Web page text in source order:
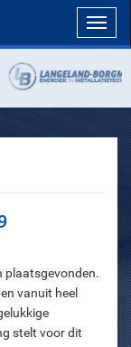
plaatsgevonden.
vanuit heel
stelt voor dit